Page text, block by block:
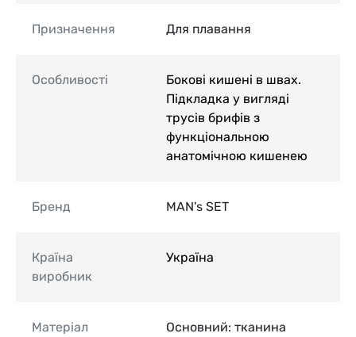
Призначення Для плавання
Особливості
Бокові кишені в швах.
Підкладка у вигляді
трусів брифів з
функціональною
анатомічною кишенею
Бренд MAN's SET
Країна
виробник
Україна
Матеріал
Основний: тканина